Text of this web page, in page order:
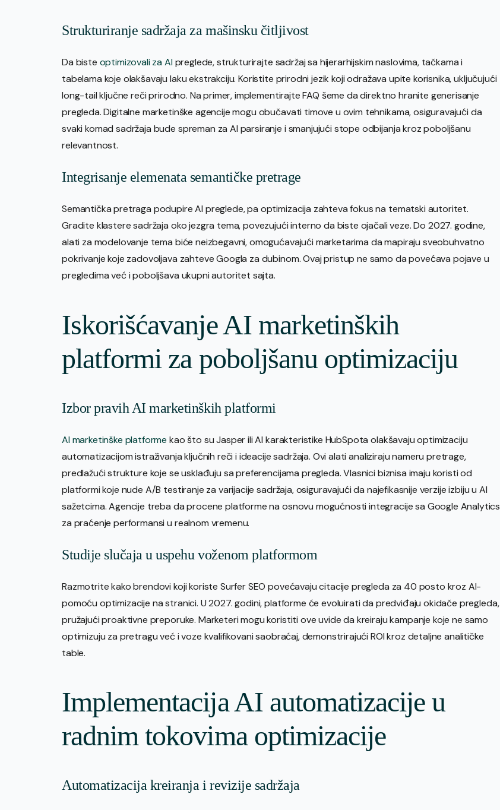
Strukturiranje sadržaja za mašinsku čitljivost
Da biste optimizovali za AIpreglede, strukturirajte sadržaj sa hijerarhijskim naslovima, tačkama i
tabelama koje olakšavaju laku ekstrakciju. Koristite prirodni jezik koji odražava upite korisnika, uključujući
long-tail ključne reči prirodno. Na primer, implementirajte FAQ šeme da direktno hranite generisanje
pregleda. Digitalne marketinške agencije mogu obučavati timove u ovim tehnikama, osiguravajući da
svaki komad sadržaja bude spreman za AI parsiranje i smanjujući stope odbijanja kroz poboljšanu
relevantnost.
Integrisanje elemenata semantičke pretrage
Semantička pretraga podupire AI preglede, pa optimizacija zahteva fokus na tematski autoritet.
Gradite klastere sadržaja oko jezgra tema, povezujući interno da biste ojačali veze. Do 2027. godine,
alati za modelovanje tema biće neizbegavni, omogućavajući marketarima da mapiraju sveobuhvatno
pokrivanje koje zadovoljava zahteve Googla za dubinom. Ovaj pristup ne samo da povećava pojave u
pregledima već i poboljšava ukupni autoritet sajta.
Iskorišćavanje AI marketinških
platformi za poboljšanu optimizaciju
Izbor pravih AI marketinških platformi
AI marketinške platforme kao što su Jasper ili AI karakteristike HubSpota olakšavaju optimizaciju
automatizacijom istraživanja ključnih reči i ideacije sadržaja. Ovi alati analiziraju nameru pretrage,
predlažući strukture koje se usklađuju sa preferencijama pregleda. Vlasnici biznisa imaju koristi od
platformi koje nude A/B testiranje za varijacije sadržaja, osiguravajući da najefikasnije verzije izbiju u AI
sažetcima. Agencije treba da procene platforme na osnovu mogućnosti integracije sa Google Analytics
za praćenje performansi u realnom vremenu.
Studije slučaja u uspehu voženom platformom
Razmotrite kako brendovi koji koriste Surfer SEO povećavaju citacije pregleda za 40 posto kroz AI-
pomoću optimizacije na stranici. U 2027. godini, platforme će evoluirati da predviđaju okidače pregleda,
pružajući proaktivne preporuke. Marketeri mogu koristiti ove uvide da kreiraju kampanje koje ne samo
optimizuju za pretragu već i voze kvalifikovani saobraćaj, demonstrirajući ROI kroz detaljne analitičke
table.
Implementacija AI automatizacije u
radnim tokovima optimizacije
Automatizacija kreiranja i revizije sadržaja